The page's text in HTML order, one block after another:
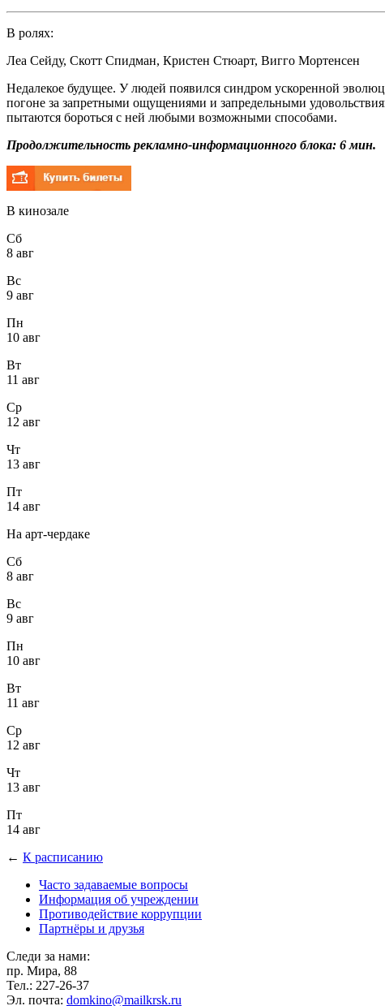
В ролях:
Леа Сейду, Скотт Спидман, Кристен Стюарт, Вигго Мортенсен
Недалекое будущее. У людей появился синдром ускоренной
погоне за запретными ощущениями и запредельными
пытаются бороться с ней любыми возможными способами.
Продолжительность рекламно-информационного блока: 6 мин.
В кинозале
Сб
8 авг
Вс
9 авг
Пн
10 авг
Вт
11 авг
Ср
12 авг
Чт
13 авг
Пт
14 авг
На арт-чердаке
Сб
8 авг
Вс
9 авг
Пн
10 авг
Вт
11 авг
Ср
12 авг
Чт
13 авг
Пт
14 авг
← К расписанию
Часто задаваемые вопросы
Информация об учреждении
Противодействие коррупции
Партнёры и друзья
Следи за нами:
пр. Мира, 88
Тел.: 227-26-37
Эл. почта: domkino@mailkrsk.ru